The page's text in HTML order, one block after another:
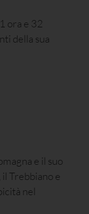
ora e 32
della sua
e il suo
Trebbiano e
nel